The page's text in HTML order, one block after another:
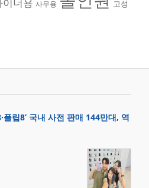
사무용 고성
플립8’ 국내 사전 판매 144만대, 역